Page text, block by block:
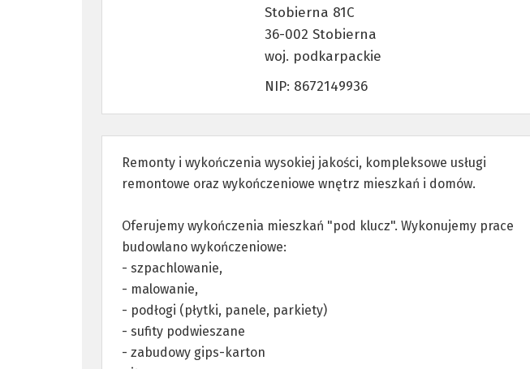
Stobierna 81C
36-002 Stobierna
woj. podkarpackie
NIP: 8672149936
Remonty i wykończenia wysokiej jakości, kompleksowe usługi
remontowe oraz wykończeniowe wnętrz mieszkań i domów.
Oferujemy wykończenia mieszkań "pod klucz". Wykonujemy prace
budowlano wykończeniowe:
- szpachlowanie,
- malowanie,
- podłogi (płytki, panele, parkiety)
- sufity podwieszane
- zabudowy gips-karton